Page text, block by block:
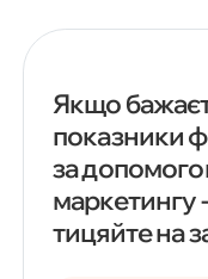
Якщо
показники
за
маркетингу
тицяйте на